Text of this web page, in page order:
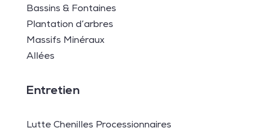
Bassins & Fontaines
Plantation d’arbres
Massifs Minéraux
Allées
Entretien
Lutte Chenilles Processionnaires